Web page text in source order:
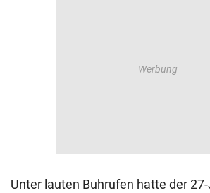
Unter lauten Buhrufen hatte der